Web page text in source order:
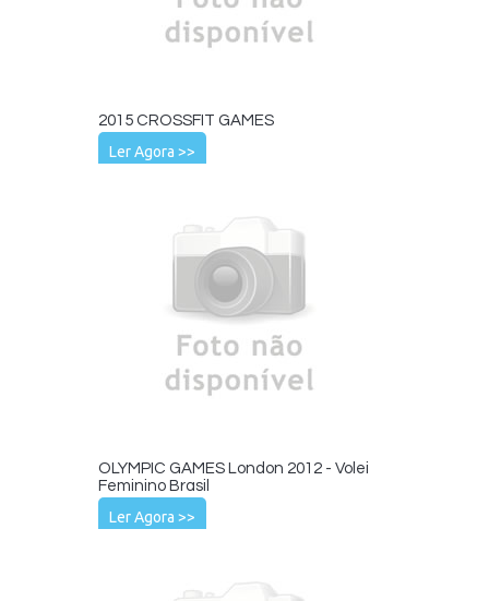
2015 CROSSFIT GAMES
Ler Agora >>
OLYMPIC GAMES London 2012 - Volei
Feminino Brasil
Ler Agora >>